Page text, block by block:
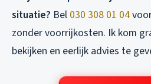
situatie? Bel 030 308 01 04
zonder voorrijkosten. Ik kom
bekijken en eerlijk advies te